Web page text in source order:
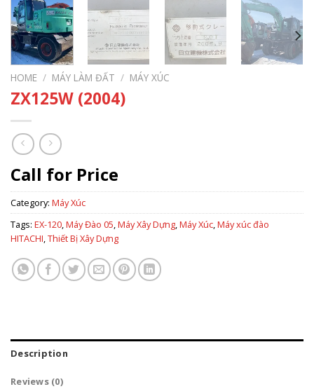
HOME / MÁY LÀM ĐẤT / MÁY XÚC
ZX125W (2004)
Call for Price
Category: Máy Xúc
Tags: EX-120,Máy Đào 05,Máy Xây Dựng,Máy Xúc,Máy xúc đào
HITACHI,Thiết Bị Xây Dựng
Description
Reviews (0)